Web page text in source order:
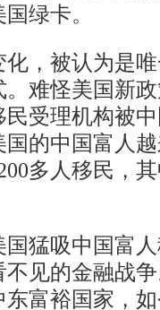
绿卡。
，被认为是唯
难怪美国新
受理机构被
的中国富人
多人移民，
猛吸中国富人
见的金融战
富裕国家，